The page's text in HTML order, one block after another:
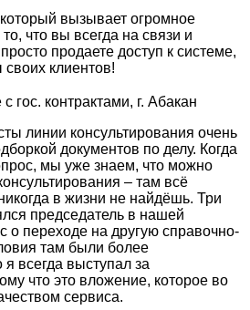
вызывает огромное
что вы всегда на связи и
продаете доступ к системе,
клиентов!
гос. контрактами, г. Абакан
линии консультирования очень
документов по делу. Когда
мы уже знаем, что можно
– там всё
в жизни не найдёшь. Три
председатель в нашей
о переходе на другую справочно-
там были более
всегда выступал за
что это вложение, которое во
сервиса.